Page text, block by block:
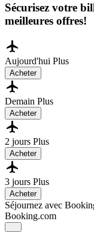
Sécurisez votre
meilleures offres!
Aujourd'hui Plus
Acheter
Demain Plus
Acheter
2 jours Plus
Acheter
3 jours Plus
Acheter
Séjournez avec
Booking.com